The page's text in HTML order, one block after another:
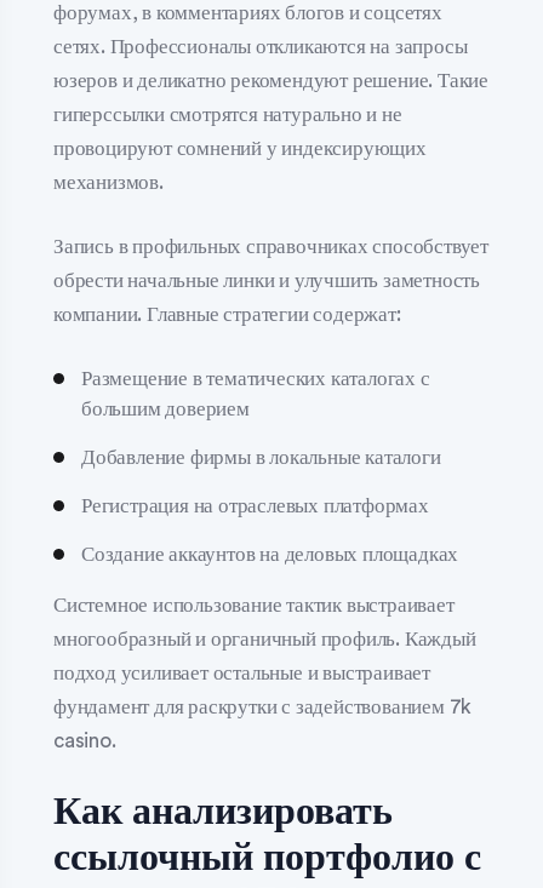
форумах, в комментариях блогов и соцсетях
сетях. Профессионалы откликаются на запросы
юзеров и деликатно рекомендуют решение. Такие
гиперссылки смотрятся натурально и не
провоцируют сомнений у индексирующих
механизмов.
Запись в профильных справочниках способствует
обрести начальные линки и улучшить заметность
компании. Главные стратегии содержат:
Размещение в тематических каталогах с
большим доверием
Добавление фирмы в локальные каталоги
Регистрация на отраслевых платформах
Создание аккаунтов на деловых площадках
Системное использование тактик выстраивает
многообразный и органичный профиль. Каждый
подход усиливает остальные и выстраивает
фундамент для раскрутки с задействованием 7k
casino.
Как анализировать
ссылочный портфолио с